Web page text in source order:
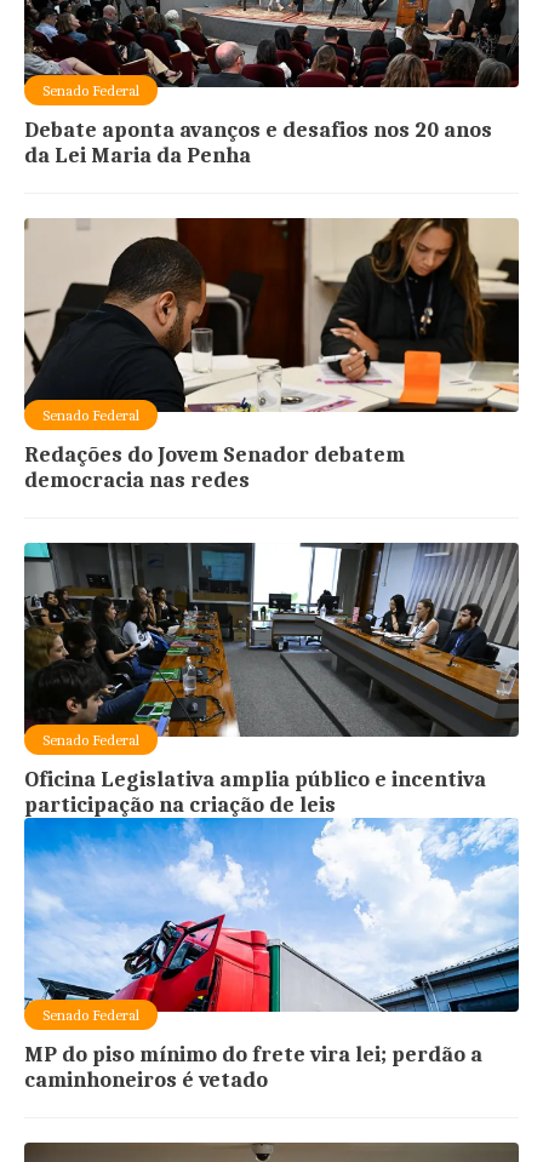
Senado Federal
Debate aponta avanços e desafios nos 20 anos
da Lei Maria da Penha
Senado Federal
Redações do Jovem Senador debatem
democracia nas redes
Senado Federal
Oficina Legislativa amplia público e incentiva
participação na criação de leis
Senado Federal
MP do piso mínimo do frete vira lei; perdão a
caminhoneiros é vetado